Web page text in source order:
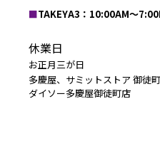
TAKEYA3：10:00AM〜
休業日
お正月三が日
多慶屋、サミットストア 御徒町
ダイソー多慶屋御徒町店